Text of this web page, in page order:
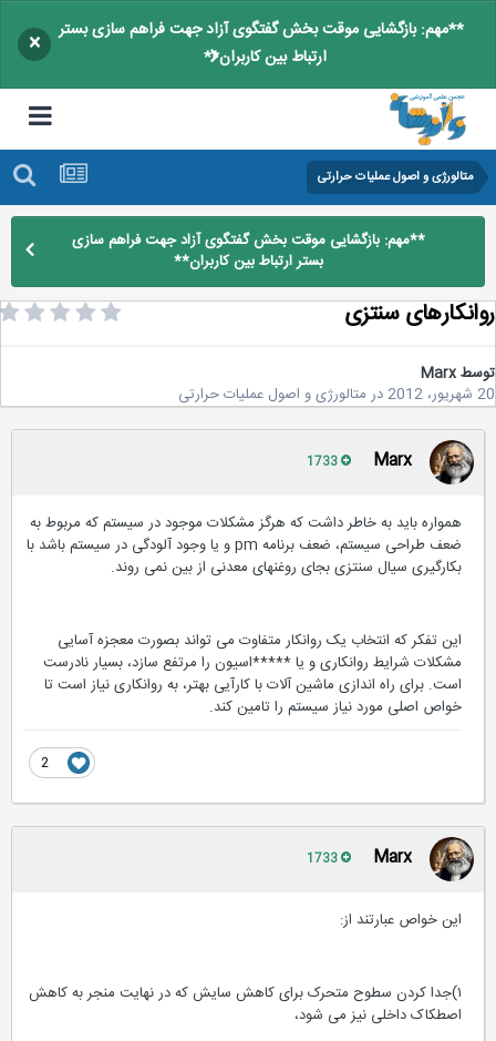
**مهم: بازگشایی موقت بخش گفتگوی آزاد جهت فراهم سازی بستر
ارتباط بین کاربران**
×
متالورژی و اصول عملیات حرارتی
**مهم: بازگشایی موقت بخش گفتگوی آزاد جهت فراهم سازی
بستر ارتباط بین کاربران**
سنتزی
Marx
درمتالورژی و اصول عملیات حرارتی
Marx
همواره باید به خاطر داشت که هرگز مشکلات موجود در سیستم که مربوط به
ضعف طراحی سیستم، ضعف برنامه pm و یا وجود آلودگی در سیستم باشد با
بکارگیری سیال سنتزی بجای روغنهای معدنی از بین نمی روند.
این تفکر که انتخاب یک روانکار متفاوت می تواند بصورت معجزه آسایی
مشکلات شرایط روانکاری و یا *****اسیون را مرتفع سازد، بسیار نادرست
است. برای راه اندازی ماشین آلات با کارآیی بهتر، به روانکاری نیاز است تا
خواص اصلی مورد نیاز سیستم را تامین کند.
Marx
این خواص عبارتند از:
۱)جدا کردن سطوح متحرک برای کاهش سایش که در نهایت منجر به کاهش
اصطکاک داخلی نیز می شود،